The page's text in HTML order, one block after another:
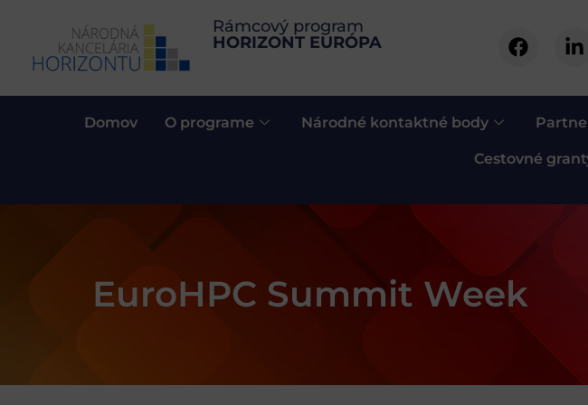
Rámcový program
HORIZONT EURÓPA
Domov O programe Národné kontaktné body
Cestovné
EuroHPC Summit Week